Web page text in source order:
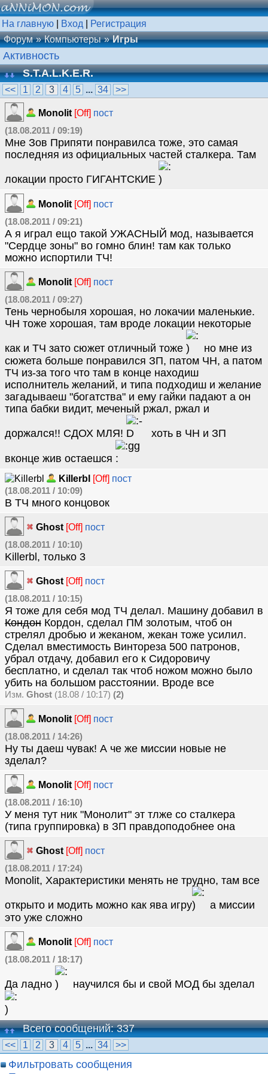
На главную Вход
Регистрация
Форум
Компьютеры Игры
Активность
S.T.A.L.K.E.R.
<< 1 2 3 4 5 ... 34 >>
Monolit [Off] пост
(18.08.2011 / 09:19)
Мне Зов Припяти понравилса тоже, это самая
последняя из официальных частей сталкера. Там
локации просто ГИГАНТСКИЕ
Monolit [Off] пост
(18.08.2011 / 09:21)
А я играл ещо такой УЖАСНЫЙ мод, называется
"Сердце зоны" во гомно блин! там как только
можно испортили ТЧ!
Monolit [Off] пост
(18.08.2011 / 09:27)
Тень чернобыля хорошая, но локачии маленькие.
ЧН тоже хорошая, там вроде локации некоторые
как и ТЧ зато сюжет отличный тоже
но мне из
сюжета больше понравился ЗП, патом ЧН, а патом
ТЧ из-за того что там в конце находиш
исполнитель желаний, и типа подходиш и желание
загадываеш "богатства" и ему гайки падают а он
типа бабки видит, меченый ржал, ржал и
доржался!! СДОХ МЛЯ! хоть в ЧН и ЗП
вконце жив остаешся
Killerbl [Off] пост
(18.08.2011 / 10:09)
В ТЧ много концовок
Ghost [Off] пост
(18.08.2011 / 10:10)
Killerbl, только 3
Ghost [Off] пост
(18.08.2011 / 10:15)
Я тоже для себя мод ТЧ делал. Машину добавил в
Кондон Кордон, сделал ПМ золотым, чтоб он
стрелял дробью и жеканом, жекан тоже усилил.
Сделал вместимость Винтореза 500 патронов,
убрал отдачу, добавил его к Сидоровичу
бесплатно, и сделал так чтоб ножом можно было
убить на большом расстоянии. Вроде все
Изм. Ghost (18.08 / 10:17) (2)
Monolit [Off] пост
(18.08.2011 / 14:26)
Ну ты даеш чувак! А че же миссии новые не
зделал?
Monolit [Off] пост
(18.08.2011 / 16:10)
У меня тут ник "Монолит" эт тлже со сталкера
(типа группировка) в ЗП правдоподобнее она
Ghost [Off] пост
(18.08.2011 / 17:24)
Monolit, Характеристики менять не трудно, там все
открыто и модить можно как ява игру
а миссии
это уже сложно
Monolit [Off] пост
(18.08.2011 / 18:17)
Да ладно научился бы и свой МОД бы зделал
Всего сообщений: 337
<< 1 2 3 4 5 ... 34 >>
Фильтровать сообщения